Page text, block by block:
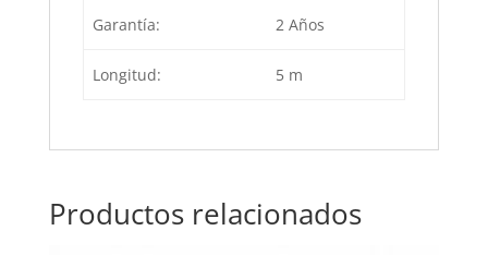
Garantía: 2 Años
Longitud: 5 m
Productos relacionados